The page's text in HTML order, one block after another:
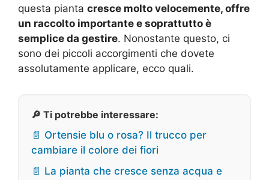
questa pianta cresce molto velocemente, offre
un raccolto importante e soprattutto è
semplice da gestire. Nonostante questo, ci
sono dei piccoli accorgimenti che dovete
assolutamente applicare, ecco quali.
🔎 Ti potrebbe interessare:
📄 Ortensie blu o rosa? Il trucco per
cambiare il colore dei fiori
📄 La pianta che cresce senza acqua e